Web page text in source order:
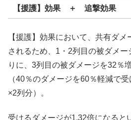
【援護】効果 ＋ 追撃効果
【援護】効果において、共有ダ
されるため、1・2列目の被ダメ
りに、3列目の被ダメージを32％
（40％のダメージを60％軽減で
×2列分）。
受けるダメージが1.32倍になると